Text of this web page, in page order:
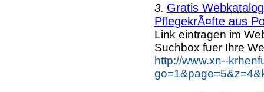
3. Gratis
PflegekrÃ¤fte aus
Link eintragen im
Suchbox fuer Ihre
http://www.xn--